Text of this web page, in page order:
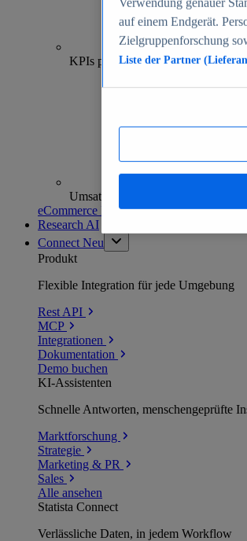
KPIs pro Shop
Umsatzanalysen und -prognosen
eCommerce Insights entdecken
Research AI
Connect Neu
Produkt
Flexible Integration für jede Umgebung
Rest API
MCP
Integrationen
Dokumentation
Demo buchen
KI-Assistenten
Schnelle Antworten, menschengeprüfte
Marktforschung
Strategie
Marketing & PR
Sales
Alle ansehen
Statista Connect
Verlässliche Daten, in jedem Workflow
Verwendung genauer
auf einem Endgerät.
Zielgruppenforschung
Liste der Partner